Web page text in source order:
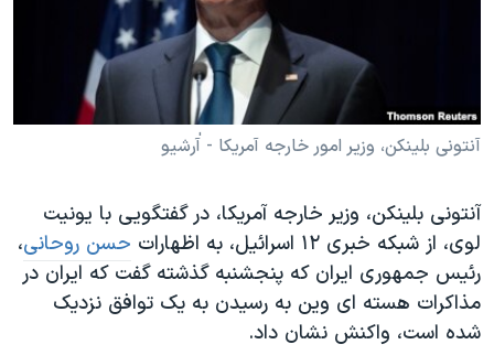
حقوق شهروندی
علم و فناوری
گالری عکس
آرشیو پخش زنده
انتخابات ریاست جمهوری آمریکا ۲۰۲۴
حمله جمهوری اسلامی به اسرائیل
رمز مهسا
اعتراضات زن، زندگی، آزادی
مجموعه مستندهای دادخواهی
تریبونال مردمی آبان ۹۸
دادگاه حمید نوری
آنتونی بلینکن، وزیر امور خارجه آمریکا - آٰرشیو
آنتونی بلینکن، وزیر خارجه آمریکا، در گفتگویی با یونیت
لوی، از شبکه خبری ۱۲ اسرائيل، به اظهارات
حسن روحانی،
رئیس جمهوری ایران که پنجشنبه گذشته گفت که ایران در
مذاکرات هسته ای وین به رسیدن به یک توافق نزدیک
شده است، واکنش نشان داد.